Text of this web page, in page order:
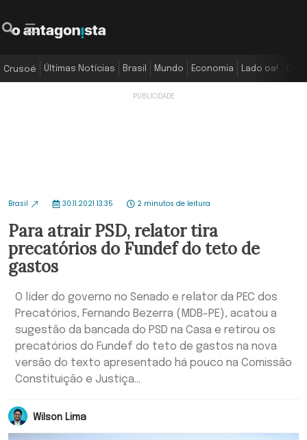
Crusoé Últimas Notícias Brasil Mundo Economia Lado oa!
Brasil 30.11.2021 13:35 2 minutos de leitura
Para atrair PSD, relator tira
precatórios do Fundef do teto de
gastos
O líder do governo no Senado e relator da PEC dos
Precatórios, Fernando Bezerra (MDB-PE), acatou a
sugestão da bancada do PSD na Casa e retirou os
precatórios do Fundef do teto de gastos na nova
versão do texto apresentado há pouco na Comissão
Constituição e Justiça...
Wilson Lima